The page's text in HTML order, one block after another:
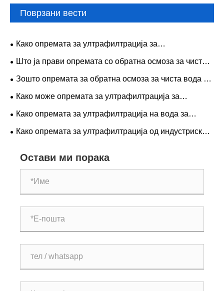
Поврзани вести
Како опремата за ултрафилтрација за
прехранбената индустрија ја трансформира
Што ја прави опремата со обратна осмоза за чиста
вода од фармацевтска класа неопходна за
производи?
Зошто опремата за обратна осмоза за чиста вода за
прехранбената индустрија е неопходна за современа
Како може опремата за ултрафилтрација за
одгледување цвеќе да го подобри квалитетот на
оперативните трошоци
Како опремата за ултрафилтрација на вода за
пиење обезбедува безбедна и чиста вода
Како опремата за ултрафилтрација од индустриско
Остави ми порака